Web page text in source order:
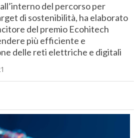
del percorso per
di sostenibilità, ha elaborato
del premio Ecohitech
più efficiente e
delle reti elettriche e digitali